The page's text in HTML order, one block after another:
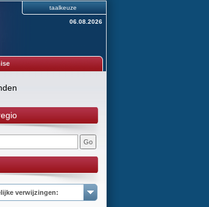
taalkeuze
06.08.2026
verwijzingen: